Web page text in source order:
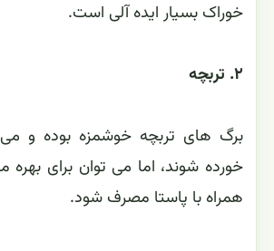
خوراک بسیار ایده آلی است.
۲. تربچه
برگ های تربچه خوشمزه بوده و
خورده شوند، اما می توان برای بهره
همراه با پاستا مصرف شود.